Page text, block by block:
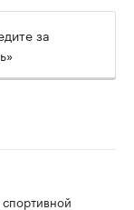
за
спортивной